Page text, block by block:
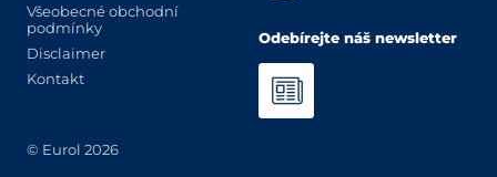
Všeobecné obchodní
podmínky
Disclaimer
Kontakt
Odebírejte náš newsletter
© Eurol 2026